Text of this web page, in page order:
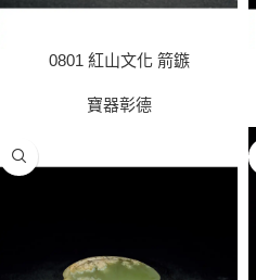
0801 紅山文化 箭鏃
寶器彰德